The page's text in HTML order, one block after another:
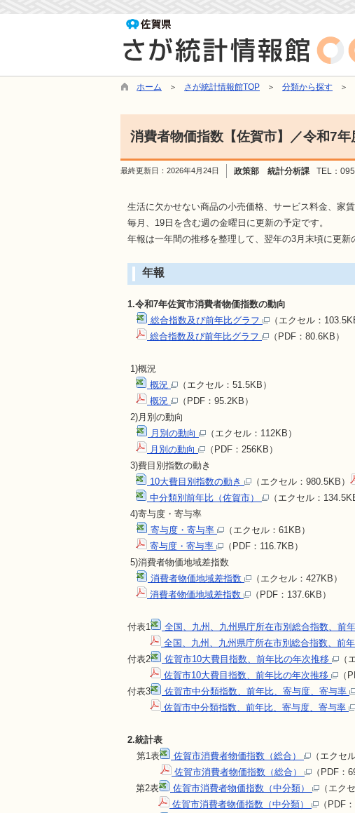
ホーム さが統計情報館TOP 分類から探す
消費者物価指数【佐賀市】／令和7年
最終更新日： 2026年4月24日 政策部 統計分析課 TEL：
生活に欠かせない商品の小売価格、サービス料金、家
毎月、19日を含む週の金曜日に更新の予定です。
年報は一年間の推移を整理して、翌年の3月末頃に更新
年報
1.令和7年佐賀市消費者物価指数の動向
総合指数及び前年比グラフ
（エクセル：
総合指数及び前年比グラフ
（PDF：80.6KB）
1)概況
概況
（エクセル：51.5KB）
概況
（PDF：95.2KB）
2)月別の動向
月別の動向
（エクセル：112KB）
月別の動向
（PDF：256KB）
3)費目別指数の動き
10大費目別指数の動き
（エクセル：980.5KB）
中分類別前年比（佐賀市）
（エクセル：
4)寄与度・寄与率
寄与度・寄与率
（エクセル：61KB）
寄与度・寄与率
（PDF：116.7KB）
5)消費者物価地域差指数
消費者物価地域差指数
（エクセル：427KB）
消費者物価地域差指数
（PDF：137.6KB）
付表1 全国、九州、九州県庁所在市別総合指数、前
全国、九州、九州県庁所在市別総合指数、前
付表2
佐賀市10大費目指数、前年比の年次推移
（
佐賀市10大費目指数、前年比の年次推移
（
付表3
佐賀市中分類指数、前年比、寄与度、寄与率
佐賀市中分類指数、前年比、寄与度、寄与率
2.統計表
第1表
佐賀市消費者物価指数（総合）
（エクセ
佐賀市消費者物価指数（総合）
（PDF：
第2表
佐賀市消費者物価指数（中分類）
（エク
佐賀市消費者物価指数（中分類）
（PDF